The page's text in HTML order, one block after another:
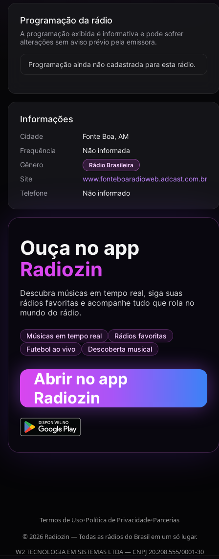
Programação da rádio
A programação exibida é informativa e pode sofrer
alterações sem aviso prévio pela emissora.
Programação ainda não cadastrada para esta rádio.
Informações
Cidade
Fonte Boa, AM
Frequência
Não informada
Gênero
Rádio Brasileira
Site
www.fonteboaradioweb.adcast.com.br
Telefone
Não informado
Ouça no app
Radiozin
Descubra músicas em tempo real, siga suas
rádios favoritas e acompanhe tudo que rola no
mundo do rádio.
Músicas em tempo real
Rádios favoritas
Futebol ao vivo
Descoberta musical
Abrir no app
Radiozin
Termos de Uso•Política de Privacidade•Parcerias
© 2026 Radiozin — Todas as rádios do Brasil em um só lugar.
W2 TECNOLOGIA EM SISTEMAS LTDA — CNPJ 20.208.555/0001-30